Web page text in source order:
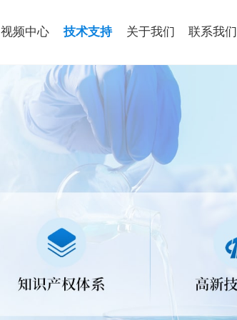
视频中心 技术支持 关于我们 联系我们